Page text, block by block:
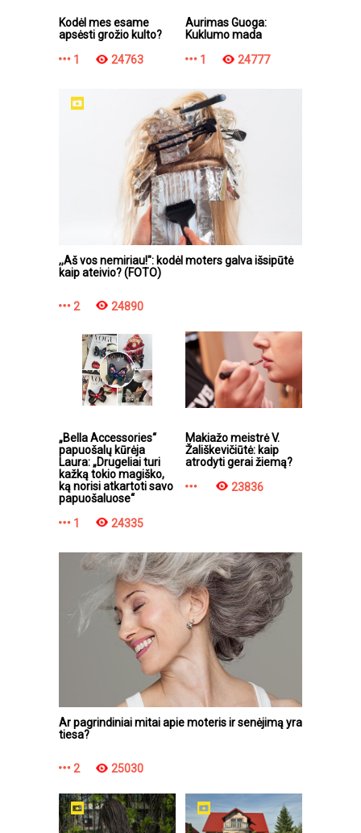
Kodėl mes esame
apsėsti grožio kulto?
1
24763
Aurimas Guoga:
Kuklumo mada
1
24777
,,Aš vos nemiriau!": kodėl moters galva išsipūtė
kaip ateivio? (FOTO)
2 24890
„Bella Accessories“
papuošalų kūrėja
Laura: „Drugeliai turi
kažką tokio magiško,
ką norisi atkartoti savo
papuošaluose“
1
24335
Makiažo meistrė V.
Žališkevičiūtė: kaip
atrodyti gerai žiemą?
23836
Ar pagrindiniai mitai apie moteris ir senėjimą yra
tiesa?
2 25030